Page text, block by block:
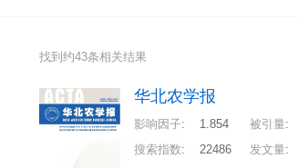
找到约43条相关结果
华北农学报
影响因子: 1.854 被引量:
搜索指数: 22486 发文量: